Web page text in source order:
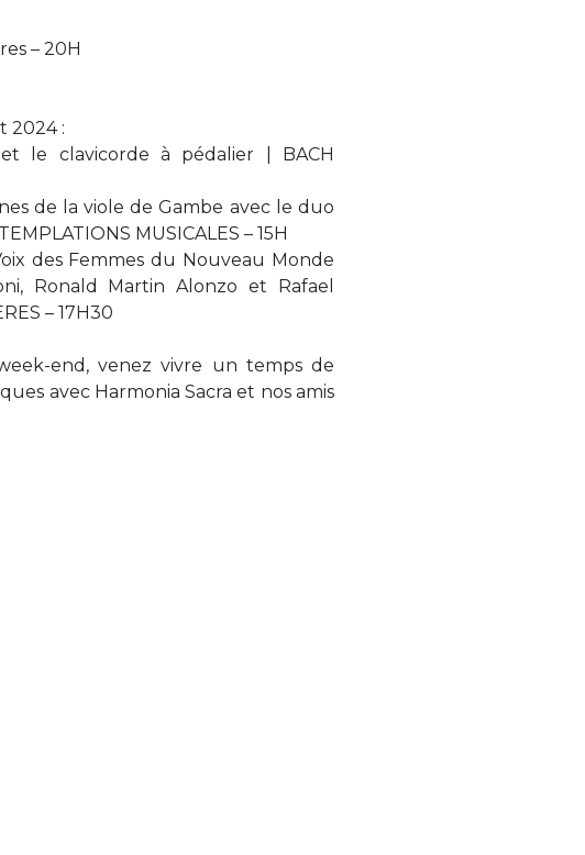
– 20H
2024 :
le clavicorde à pédalier | BACH
de la viole de Gambe avec le duo
MUSICALES – 15H
des Femmes du Nouveau Monde
Ronald Martin Alonzo et Rafael
– 17H30
end, venez vivre un temps de
avec Harmonia Sacra et nos amis